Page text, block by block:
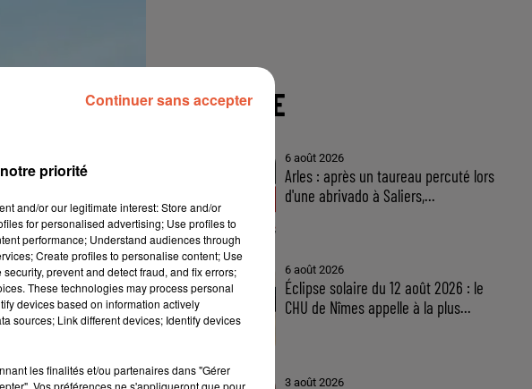
de 29 ans
enceinte de 29 ans,
écarté l'une des
À LA UNE
6 août 2026
Arles : après un taureau percuté lors
d'une abrivado à Saliers,...
6 août 2026
Éclipse solaire du 12 août 2026 : le
CHU de Nîmes appelle à la plus...
3 août 2026
priorité
and/or our legitimate interest: Store and/or
for personalised advertising; Use profiles to
performance; Understand audiences through
Create profiles to personalise content; Use
prevent and detect fraud, and fix errors;
These technologies may process personal
devices based on information actively
sources; Link different devices; Identify devices
les finalités et/ou partenaires dans "Gérer
Vos préférences ne s'appliqueront que pour
Continuer sans accepter